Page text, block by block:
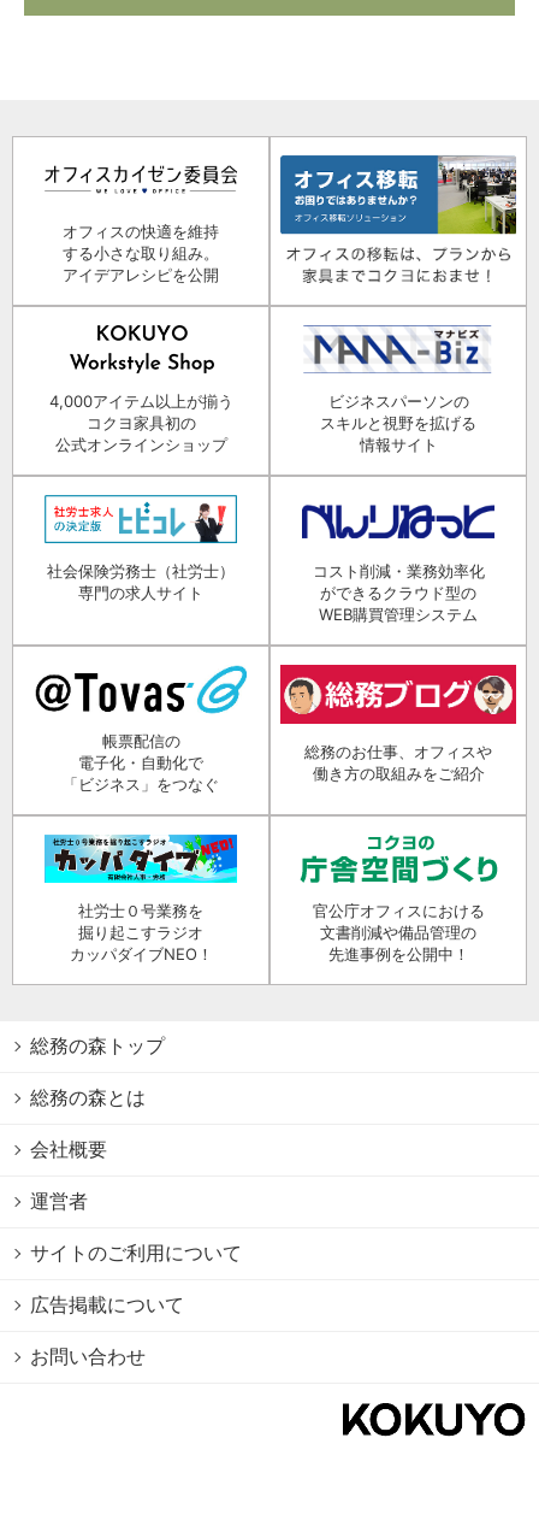
オフィスの快適を維持
する小さな取り組み。
アイデアレシピを公開
4,000アイテム以上が揃う
コクヨ家具初の
公式オンラインショップ
ビジネスパーソンの
スキルと視野を拡げる
情報サイト
社会保険労務士（社労士）
専門の求人サイト
コスト削減・業務効率化
ができるクラウド型の
WEB購買管理システム
帳票配信の
電子化・自動化で
「ビジネス」をつなぐ
総務のお仕事、オフィスや
働き方の取組みをご紹介
社労士０号業務を
掘り起こすラジオ
カッパダイブNEO！
官公庁オフィスにおける
文書削減や備品管理の
先進事例を公開中！
総務の森トップ
総務の森とは
会社概要
運営者
サイトのご利用について
広告掲載について
お問い合わせ